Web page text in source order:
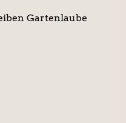
Gartenlaube